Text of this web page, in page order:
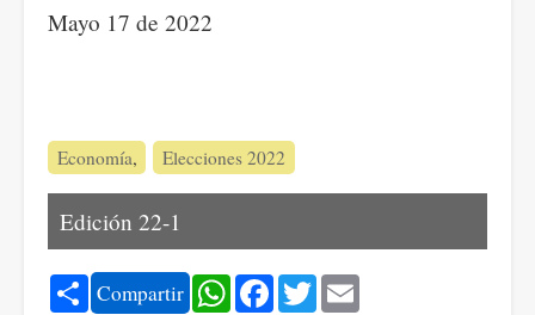
Mayo 17 de 2022
Economía Elecciones 2022
Edición 22-1
Share
Compartir WhatsApp
Facebook
Twitter